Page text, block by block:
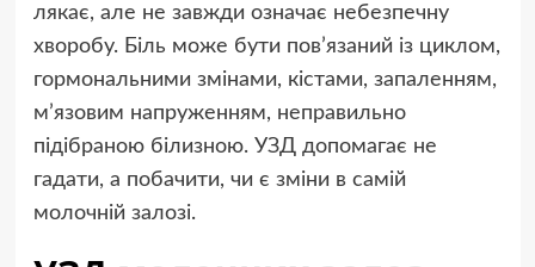
лякає, але не завжди означає небезпечну
хворобу. Біль може бути пов’язаний із циклом,
гормональними змінами, кістами, запаленням,
м’язовим напруженням, неправильно
підібраною білизною. УЗД допомагає не
гадати, а побачити, чи є зміни в самій
молочній залозі.